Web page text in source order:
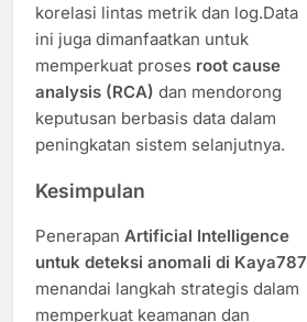
korelasi lintas metrik dan log.Data
ini juga dimanfaatkan untuk
memperkuat proses root cause
analysis (RCA) dan mendorong
keputusan berbasis data dalam
peningkatan sistem selanjutnya.
Kesimpulan
Penerapan Artificial Intelligence
untuk deteksi anomali di Kaya787
menandai langkah strategis dalam
memperkuat keamanan dan